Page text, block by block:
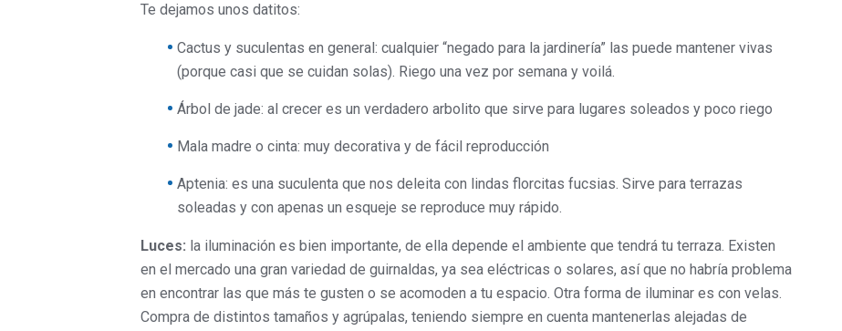
Te dejamos unos datitos:
Cactus y suculentas en general: cualquier “negado para la jardinería” las puede mantener vivas
(porque casi que se cuidan solas). Riego una vez por semana y voilá.
Árbol de jade: al crecer es un verdadero arbolito que sirve para lugares soleados y poco riego
Mala madre o cinta: muy decorativa y de fácil reproducción
Aptenia: es una suculenta que nos deleita con lindas florcitas fucsias. Sirve para terrazas
soleadas y con apenas un esqueje se reproduce muy rápido.
Luces: la iluminación es bien importante, de ella depende el ambiente que tendrá tu terraza. Existen
en el mercado una gran variedad de guirnaldas, ya sea eléctricas o solares, así que no habría problema
en encontrar las que más te gusten o se acomoden a tu espacio. Otra forma de iluminar es con velas.
Compra de distintos tamaños y agrúpalas, teniendo siempre en cuenta mantenerlas alejadas de